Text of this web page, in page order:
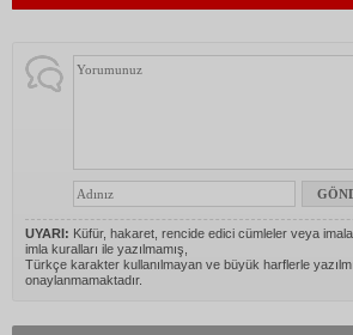
UYARI: Küfür, hakaret, rencide edici cümleler veya
imla kuralları ile yazılmamış,
Türkçe karakter kullanılmayan ve büyük harflerle
onaylanmamaktadır.